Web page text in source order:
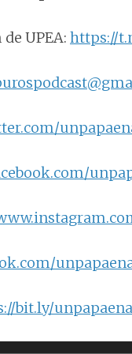
UPEA: https://
bit.ly/